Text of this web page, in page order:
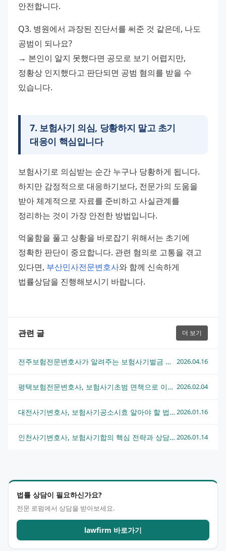
법률 상담이 필요하신가요?
전문 로펌에서 상담을 받아보세요.
lawfirm 바로가기
안전합니다.
Q3. 병원에서 과장된 진단서를 써준 것 같은데, 나도
공범이 되나요?
→ 본인이 알지 못했다면 공모로 보기 어렵지만,
정황상 인지했다고 판단되면 공범 혐의를 받을 수
있습니다.
7. 보험사기 의심, 당황하지 말고 초기
대응이 핵심입니다
보험사기로 의심받는 순간 누구나 당황하게 됩니다.
하지만 감정적으로 대응하기보다, 전문가의 도움을
받아 체계적으로 자료를 준비하고 사실관계를
정리하는 것이 가장 안전한 방법입니다.
억울함을 풀고 상황을 바로잡기 위해서는 초기에
정확한 판단이 중요합니다. 관련 혐의로 고통을 겪고
있다면, 부산민사전문변호사와 함께 신속하게
법률상담을 진행해보시기 바랍니다.
관련 글 더 보기
전주보험전문변호사가 알려주는 보험사기벌금 부과 기준과 대응법 2026.04.16
평택보험전문변호사, 보험사기초범 면책으로 이끄는 전략 총정리 2026.02.04
대전사기변호사, 보험사기공소시효 알아야 할 법적 대응전략 2026.01.16
인천사기변호사, 보험사기합의 핵심 전략과 상담 진행 과정 2026.01.14